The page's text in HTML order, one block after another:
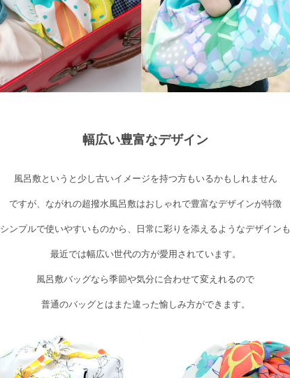
幅広い豊富なデザイン
風呂敷というと少し古いイメージを持つ方もいるかもしれません
ですが、ながれの超撥水風呂敷はおしゃれで豊富なデザインが特徴
シンプルで使いやすいものから、日常に彩りを添えるようなデザインも
最近では幅広い世代の方が愛用されています。
風呂敷バッグなら季節や気分に合わせて変えれるので
普通のバッグとはまた違った愉しみ方ができます。